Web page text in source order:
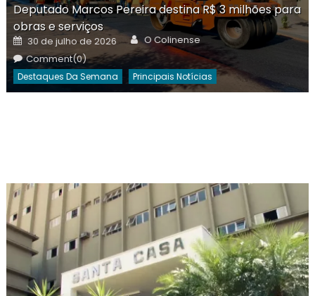
Deputado Marcos Pereira destina R$ 3 milhões para
obras e serviços
Posted
on
30 de julho de 2026 Author
O Colinense
Comment(0)
Destaques Da Semana Principais Notícias